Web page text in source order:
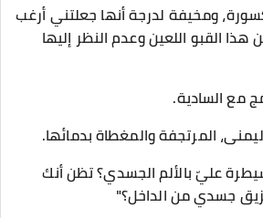
ومخيفة لدرجة أنها جعلتني أرغب
القبو اللعين وعدم النظر إليها
مع السادية.
المرتجفة والمغطاة بدمائها.
عليّ بالألم الجسدي؟ تظن أنك
جسدي من الداخل؟"